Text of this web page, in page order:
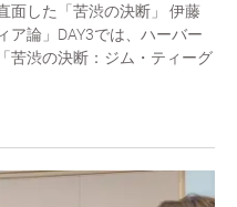
面した「苦渋の決断」 伊藤
ア論」DAY3では、ハーバー
苦渋の決断：ジム・ティーグ